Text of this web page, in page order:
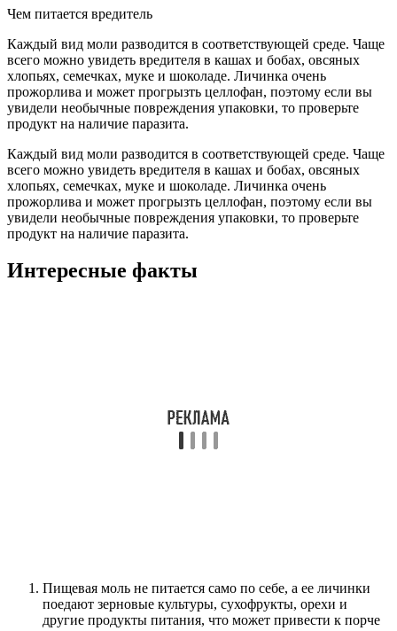
Чем питается вредитель
Каждый вид моли разводится в соответствующей среде. Чаще
всего можно увидеть вредителя в кашах и бобах, овсяных
хлопьях, семечках, муке и шоколаде. Личинка очень
прожорлива и может прогрызть целлофан, поэтому если вы
увидели необычные повреждения упаковки, то проверьте
продукт на наличие паразита.
Каждый вид моли разводится в соответствующей среде. Чаще
всего можно увидеть вредителя в кашах и бобах, овсяных
хлопьях, семечках, муке и шоколаде. Личинка очень
прожорлива и может прогрызть целлофан, поэтому если вы
увидели необычные повреждения упаковки, то проверьте
продукт на наличие паразита.
Интересные факты
Пищевая моль не питается само по себе, а ее личинки
поедают зерновые культуры, сухофрукты, орехи и
другие продукты питания, что может привести к порче